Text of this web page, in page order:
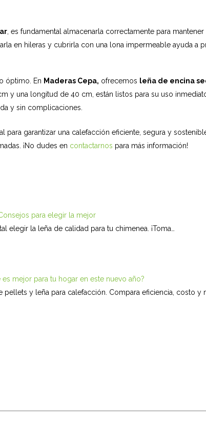
, es fundamental almacenarla correctamente para
en hileras y cubrirla con una lona impermeable ayuda a
óptimo. En Maderas Cepa, ofrecemos leña de encina
y una longitud de 40 cm, están listos para su uso
y sin complicaciones.
para garantizar una calefacción eficiente, segura y
¡No dudes en contactarnos para más información!
para elegir la mejor
elegir la leña de calidad para tu chimenea. ¡Toma…
mejor para tu hogar en este nuevo año?
pellets y leña para calefacción. Compara eficiencia, costo y